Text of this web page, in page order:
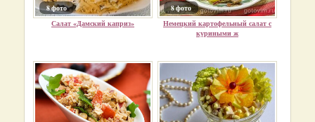
8 фото
Салат «Дамский каприз»
8 фото
Немецкий картофельный салат с
куриными ж